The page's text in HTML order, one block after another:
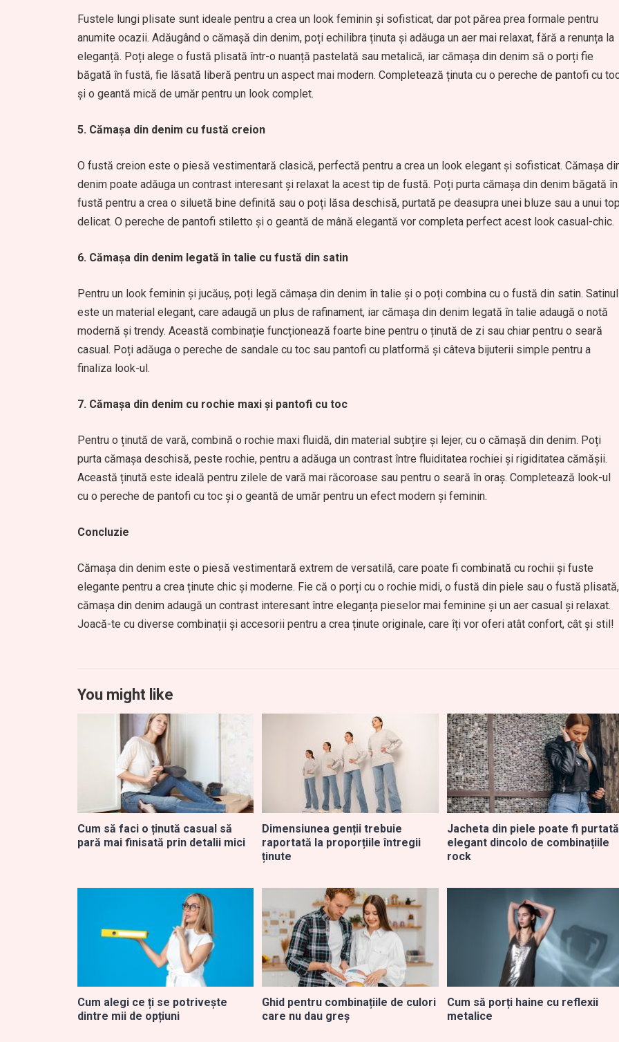
Fustele lungi plisate sunt ideale pentru a crea un look feminin și sofisticat, dar pot părea prea formale pentru
anumite ocazii. Adăugând o cămașă din denim, poți echilibra ținuta și adăuga un aer mai relaxat, fără a renunța la
eleganță. Poți alege o fustă plisată într-o nuanță pastelată sau metalică, iar cămașa din denim să o porți fie
băgată în fustă, fie lăsată liberă pentru un aspect mai modern. Completează ținuta cu o pereche de pantofi cu
și o geantă mică de umăr pentru un look complet.
5. Cămașa din denim cu fustă creion
O fustă creion este o piesă vestimentară clasică, perfectă pentru a crea un look elegant și sofisticat. Cămașa
denim poate adăuga un contrast interesant și relaxat la acest tip de fustă. Poți purta cămașa din denim băgată în
fustă pentru a crea o siluetă bine definită sau o poți lăsa deschisă, purtată pe deasupra unei bluze sau a unui
delicat. O pereche de pantofi stiletto și o geantă de mână elegantă vor completa perfect acest look casual-chic.
6. Cămașa din denim legată în talie cu fustă din satin
Pentru un look feminin și jucăuș, poți legă cămașa din denim în talie și o poți combina cu o fustă din satin. Satinul
este un material elegant, care adaugă un plus de rafinament, iar cămașa din denim legată în talie adaugă o notă
modernă și trendy. Această combinație funcționează foarte bine pentru o ținută de zi sau chiar pentru o seară
casual. Poți adăuga o pereche de sandale cu toc sau pantofi cu platformă și câteva bijuterii simple pentru a
finaliza look-ul.
7. Cămașa din denim cu rochie maxi și pantofi cu toc
Pentru o ținută de vară, combină o rochie maxi fluidă, din material subțire și lejer, cu o cămașă din denim. Poți
purta cămașa deschisă, peste rochie, pentru a adăuga un contrast între fluiditatea rochiei și rigiditatea cămășii.
Această ținută este ideală pentru zilele de vară mai răcoroase sau pentru o seară în oraș. Completează look-ul
cu o pereche de pantofi cu toc și o geantă de umăr pentru un efect modern și feminin.
Concluzie
Cămașa din denim este o piesă vestimentară extrem de versatilă, care poate fi combinată cu rochii și fuste
elegante pentru a crea ținute chic și moderne. Fie că o porți cu o rochie midi, o fustă din piele sau o fustă plisată,
cămașa din denim adaugă un contrast interesant între eleganța pieselor mai feminine și un aer casual și relaxat.
Joacă-te cu diverse combinații și accesorii pentru a crea ținute originale, care îți vor oferi atât confort, cât și stil!
You might like
Cum să faci o ținută casual să
pară mai finisată prin detalii mici
Dimensiunea genții trebuie
raportată la proporțiile întregii
ținute
Jacheta din piele poate fi purtată
elegant dincolo de combinațiile
rock
Cum alegi ce ți se potrivește
dintre mii de opțiuni
Ghid pentru combinațiile de culori
care nu dau greș
Cum să porți haine cu reflexii
metalice